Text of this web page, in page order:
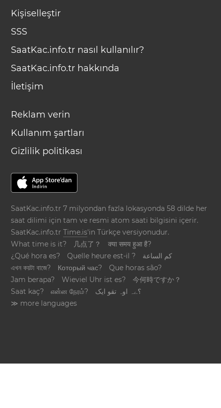
Kişiselleştir
SSS
SaatKac.info.tr nasıl kullanılır?
SaatKac.info.tr hakkında
İletişim
Reklam verin
Kullanım şartları
Gizlilik politikası
SaatKac.info.tr 7 milyondan fazla lokasyonda 58 dilde her
saat dilimi için tam ve resmi atom saati bilgisini içerir.
SaatKac.info.trTime.is'in Türkçe versiyonudur.
What time is it?
几点了？
क्या समय हुआ है?
¿Qué hora es?
Quelle heure est-il ?
كم الساعة
এখন কয়টা বাজে?
Который час?
Que horas são?
Jam berapa?
Wieviel Uhr ist es?
今何時ですか？
Saat kaç?
என்ன நேரம்?
؟ےہ اوہ تقو ایک
≫ more languages